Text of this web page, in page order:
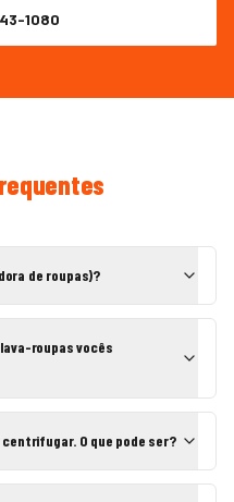
1080
de roupas)?
roupas vocês
O que pode ser?